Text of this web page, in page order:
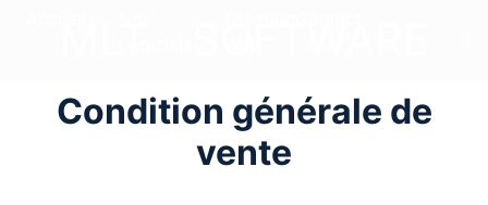
Condition générale de
vente